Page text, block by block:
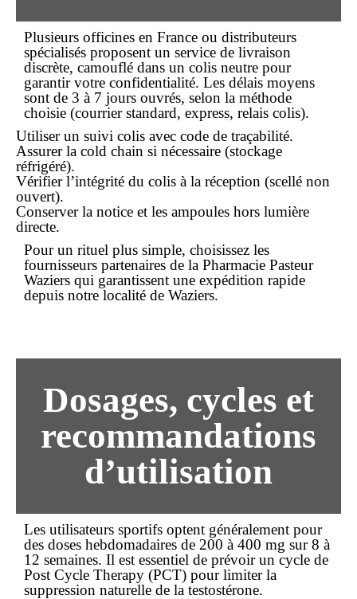
Plusieurs officines en France ou distributeurs
spécialisés proposent un service de livraison
discrète, camouflé dans un colis neutre pour
garantir votre confidentialité. Les délais moyens
sont de 3 à 7 jours ouvrés, selon la méthode
choisie (courrier standard, express, relais colis).
Utiliser un suivi colis avec code de traçabilité.
Assurer la cold chain si nécessaire (stockage
réfrigéré).
Vérifier l’intégrité du colis à la réception (scellé non
ouvert).
Conserver la notice et les ampoules hors lumière
directe.
Pour un rituel plus simple, choisissez les
fournisseurs partenaires de la Pharmacie Pasteur
Waziers qui garantissent une expédition rapide
depuis notre localité de Waziers.
Dosages, cycles et
recommandations
d’utilisation
Les utilisateurs sportifs optent généralement pour
des doses hebdomadaires de 200 à 400 mg sur 8 à
12 semaines. Il est essentiel de prévoir un cycle de
Post Cycle Therapy (PCT) pour limiter la
suppression naturelle de la testostérone.